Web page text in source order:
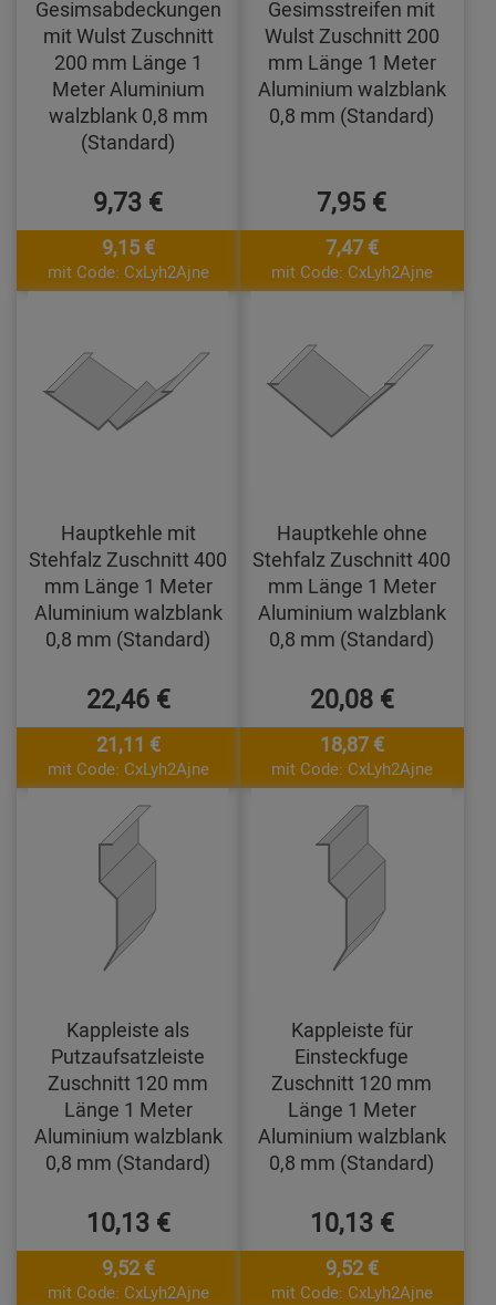
Gesimsabdeckungen
mit Wulst Zuschnitt
200 mm Länge 1
Meter Aluminium
walzblank 0,8 mm
(Standard)
9,73 €
9,15 €
mit Code: CxLyh2Ajne
Gesimsstreifen mit
Wulst Zuschnitt 200
mm Länge 1 Meter
Aluminium walzblank
0,8 mm (Standard)
7,95 €
7,47 €
mit Code: CxLyh2Ajne
Hauptkehle mit
Stehfalz Zuschnitt 400
mm Länge 1 Meter
Aluminium walzblank
0,8 mm (Standard)
22,46 €
21,11 €
mit Code: CxLyh2Ajne
Hauptkehle ohne
Stehfalz Zuschnitt 400
mm Länge 1 Meter
Aluminium walzblank
0,8 mm (Standard)
20,08 €
18,87 €
mit Code: CxLyh2Ajne
Kappleiste als
Putzaufsatzleiste
Zuschnitt 120 mm
Länge 1 Meter
Aluminium walzblank
0,8 mm (Standard)
10,13 €
9,52 €
mit Code: CxLyh2Ajne
Kappleiste für
Einsteckfuge
Zuschnitt 120 mm
Länge 1 Meter
Aluminium walzblank
0,8 mm (Standard)
10,13 €
9,52 €
mit Code: CxLyh2Ajne